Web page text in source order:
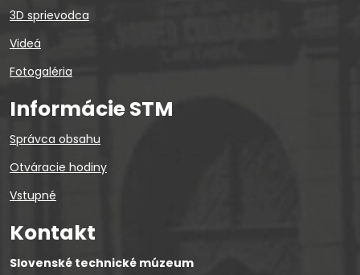
3D sprievodca
Videá
Fotogaléria
Informácie STM
Správca obsahu
Otváracie hodiny
Vstupné
Kontakt
Slovenské technické múzeum